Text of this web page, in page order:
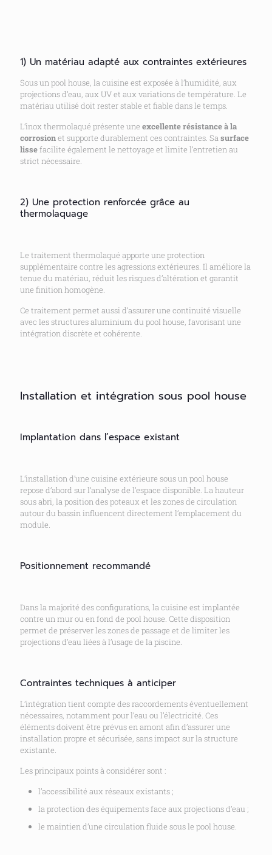
1) Un matériau adapté aux contraintes extérieures
Sous un pool house, la cuisine est exposée à l’humidité, aux
projections d’eau, aux UV et aux variations de température. Le
matériau utilisé doit rester stable et fiable dans le temps.
L’inox thermolaqué présente une excellente résistance à la
corrosionet supporte durablement ces contraintes. Sasurface
lissefacilite également le nettoyage et limite l’entretien au
strict nécessaire.
2) Une protection renforcée grâce au
thermolaquage
Le traitement thermolaqué apporte une protection
supplémentaire contre les agressions extérieures. Il améliore la
tenue du matériau, réduit les risques d’altération et garantit
une finition homogène.
Ce traitement permet aussi d’assurer une continuité visuelle
avec les structures aluminium du pool house, favorisant une
intégration discrète et cohérente.
Installation et intégration sous pool house
Implantation dans l’espace existant
L’installation d’une cuisine extérieure sous un pool house
repose d’abord sur l’analyse de l’espace disponible. La hauteur
sous abri, la position des poteaux et les zones de circulation
autour du bassin influencent directement l’emplacement du
module.
Positionnement recommandé
Dans la majorité des configurations, la cuisine est implantée
contre un mur ou en fond de pool house. Cette disposition
permet de préserver les zones de passage et de limiter les
projections d’eau liées à l’usage de la piscine.
Contraintes techniques à anticiper
L’intégration tient compte des raccordements éventuellement
nécessaires, notamment pour l’eau ou l’électricité. Ces
éléments doivent être prévus en amont afin d’assurer une
installation propre et sécurisée, sans impact sur la structure
existante.
Les principaux points à considérer sont :
l’accessibilité aux réseaux existants ;
la protection des équipements face aux projections d’eau ;
le maintien d’une circulation fluide sous le pool house.